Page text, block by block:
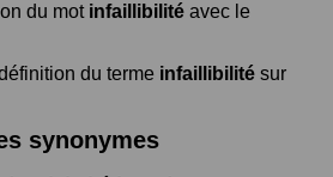
du mot infaillibilité avec le
du terme infaillibilité sur
synonymes